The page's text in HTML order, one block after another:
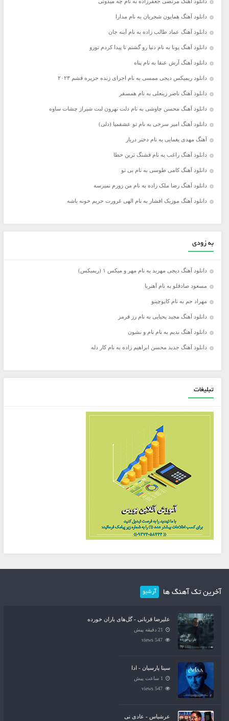
دانلود آهنگ همایون شجریان به نام مدارا
دانلود آهنگ عماد طالب زاده به نام آینه جان
دانلود آهنگ یونا به نام دنیا رو گشتم تا پیدا کردم تورو
دانلود آهنگ آرش عنقا به نام پناه
دانلود ریمیکس دیجی ممسی به نام اجرای زنده جزیره قشم ۲۰۲۳
دانلود آهنگ ناصر زینعلی به نام همسفر
دانلود آهنگ محسن چاوشی به نام دلت تهرون لبت شیراز چشات ساوه
دانلود آهنگ امیر سرخی به نام تو عشقمیا (دلی)
آهنگ مهدی یغمایی به نام دختر دربار
دانلود آهنگ راغب به نام قشنگ ترین خطا
دانلود آهنگ کامی طوسی به نام بی تو
دانلود آهنگ رضا ملک زاده به نام من زورم نمیرسه
دانلود آهنگ موزیک افشار به نام الهی غرورت حریم خونه باشه
به زودی
دانلود آهنگ دیجی مهربد به نام مهر و میکس ۱ (ریمیکس)
مسعود صادقلو به نام آهنربا
مهراد جم به نام کاپوچینو
دانلود آهنگ مجید یحیایی به نام رز قرمز
دانلود آهنگ ندیم به نام نام و نشون
دانلود آهنگ جدید محسن ابراهیم زاده به نام کار دله
تبلیغات
آخرین تک آهنگ ها آرشیو
علیرضا قربانی - گل‌های باران خورده
21 دقیقه پیش
547 views
سینا پارسیان - ادا
1 ساعت پیش
547 views
عرشیاس - عادی نی